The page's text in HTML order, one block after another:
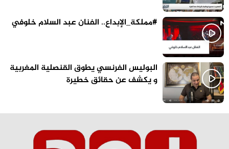
#مملكة_الإبداع.. الفنان عبد السلام خلوفي
البوليس الفرنسي يطوق القنصلية المغربية
و يكشف عن حقائق خطيرة